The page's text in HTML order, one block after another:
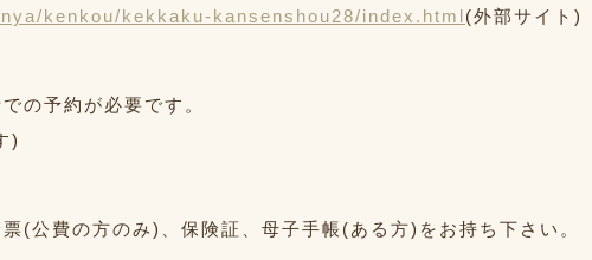
kenkou/kekkaku-kansenshou28/index.html(外部サイト)
の予約が必要です。
)
(公費の方のみ)、保険証、母子手帳(ある方)をお持ち下さい。